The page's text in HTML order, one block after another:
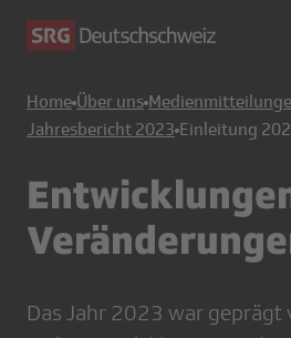
Home Über uns
Jahresbericht 2023 Einleitung
Das Jahr 2023 war geprägt